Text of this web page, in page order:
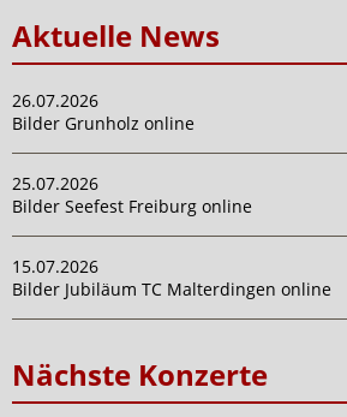
Aktuelle News
26.07.2026
Bilder Grunholz online
25.07.2026
Bilder Seefest Freiburg online
15.07.2026
Bilder Jubiläum TC Malterdingen online
Nächste Konzerte